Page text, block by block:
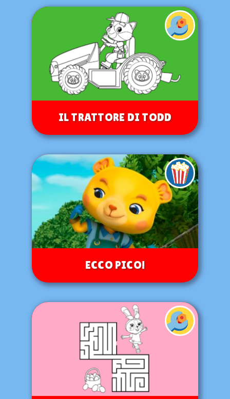
IL TRATTORE DI TODD
ECCO PICO!